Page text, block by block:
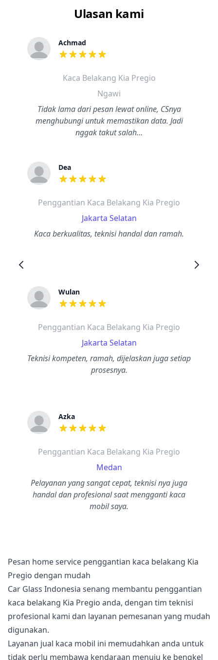
Ulasan kami
Achmad
dari ulasan adalah bintang lima
Kaca Belakang Kia Pregio
Ngawi
Tidak lama dari pesan lewat online, CSnya
menghubungi untuk memastikan data. Jadi
nggak takut salah…
Dea
dari ulasan adalah bintang lima
Penggantian Kaca Belakang Kia Pregio
Jakarta Selatan
Kaca berkualitas, teknisi handal dan ramah.
Wulan
dari ulasan adalah bintang lima
Penggantian Kaca Belakang Kia Pregio
Jakarta Selatan
Teknisi kompeten, ramah, dijelaskan juga setiap
prosesnya.
Azka
dari ulasan adalah bintang lima
Penggantian Kaca Belakang Kia Pregio
Medan
Pelayanan yang sangat cepat, teknisi nya juga
handal dan profesional saat mengganti kaca
mobil saya.
Pesan home service penggantian kaca belakang Kia
Pregio dengan mudah
Car Glass Indonesia senang membantu penggantian
kaca belakang Kia Pregio anda, dengan tim teknisi
profesional kami dan layanan pemesanan yang mudah
digunakan.
Layanan jual kaca mobil ini memudahkan anda untuk
tidak perlu membawa kendaraan menuju ke bengkel